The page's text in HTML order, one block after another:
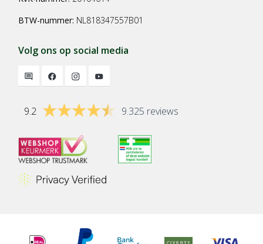
BTW-nummer: NL818347557B01
Volg ons op social media
9.2 9.325 reviews